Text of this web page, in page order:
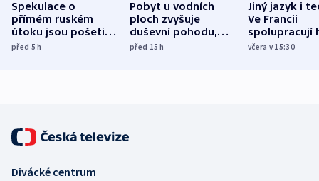
Spekulace o
přímém ruském
útoku jsou pošetilé,
míní estonský
před 5h
Pobyt u vodních
ploch zvyšuje
duševní pohodu,
ukázala
před 15h
Jiný jazyk i
Ve Francii
spolupracují
různých zemí
včera v 15:30
Divácké centrum